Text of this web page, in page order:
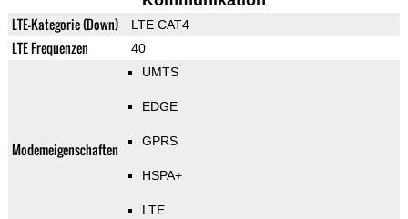
LTE-Kategorie (Down) LTE CAT4
LTE Frequenzen 40
Modemeigenschaften
UMTS
EDGE
GPRS
HSPA+
LTE